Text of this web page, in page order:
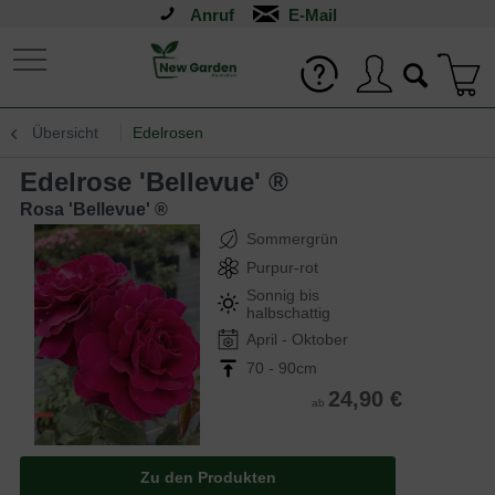
Anruf
Übersicht Edelrosen
Edelrose 'Bellevue' ®
Rosa 'Bellevue' ®
Sommergrün
Purpur-rot
Sonnig bis
halbschattig
April - Oktober
70 - 90cm
ab 24,90 €
Zu den Produkten